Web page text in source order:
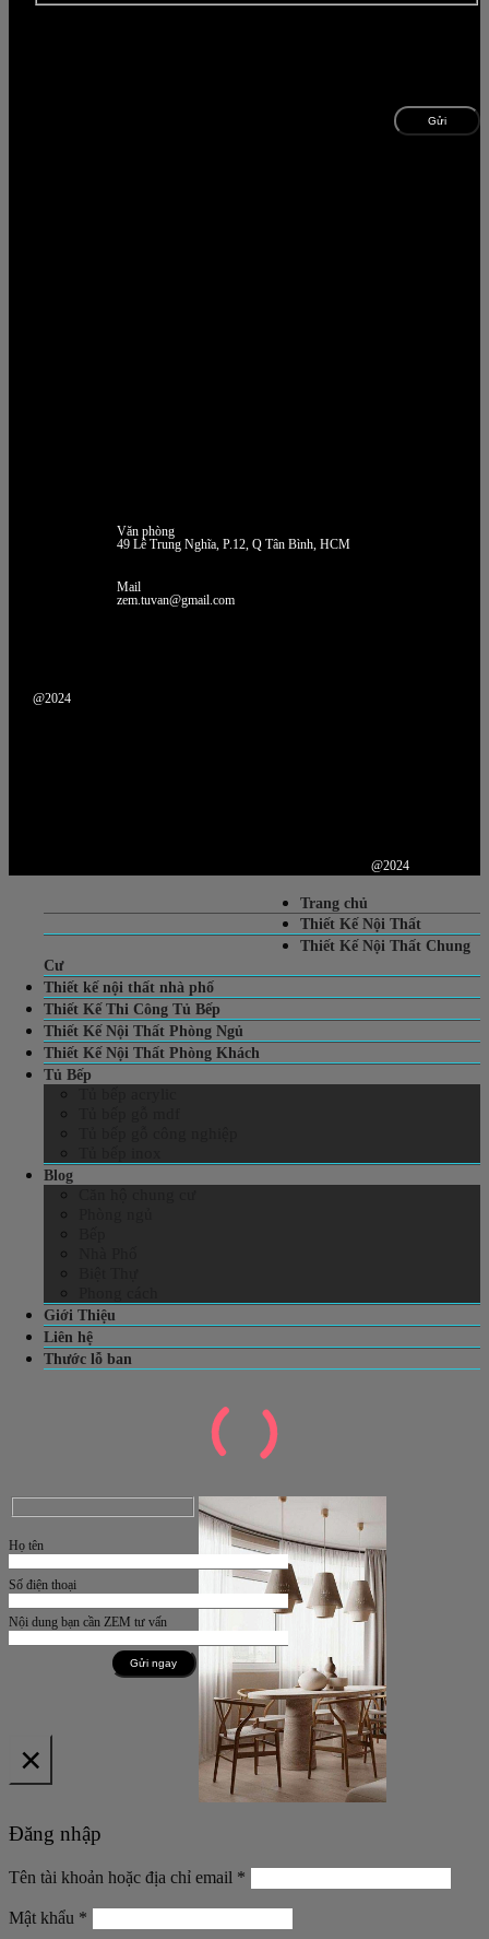
Văn phòng
49 Lê Trung Nghĩa, P.12, Q Tân Bình, HCM
Mail
zem.tuvan@gmail.com
@2024
@2024
Trang chủ
Thiết Kế Nội Thất
Thiết Kế Nội Thất Chung
Cư
Thiết kế nội thất nhà phố
Thiết Kế Thi Công Tủ Bếp
Thiết Kế Nội Thất Phòng Ngủ
Thiết Kế Nội Thất Phòng Khách
Tủ Bếp
Blog
Giới Thiệu
Liên hệ
Thước lỗ ban
Họ tên
Số điện thoại
Nội dung bạn cần ZEM tư vấn
×
Đăng nhập
Tên tài khoản hoặc địa chỉ email *
buộc
Mật khẩu *